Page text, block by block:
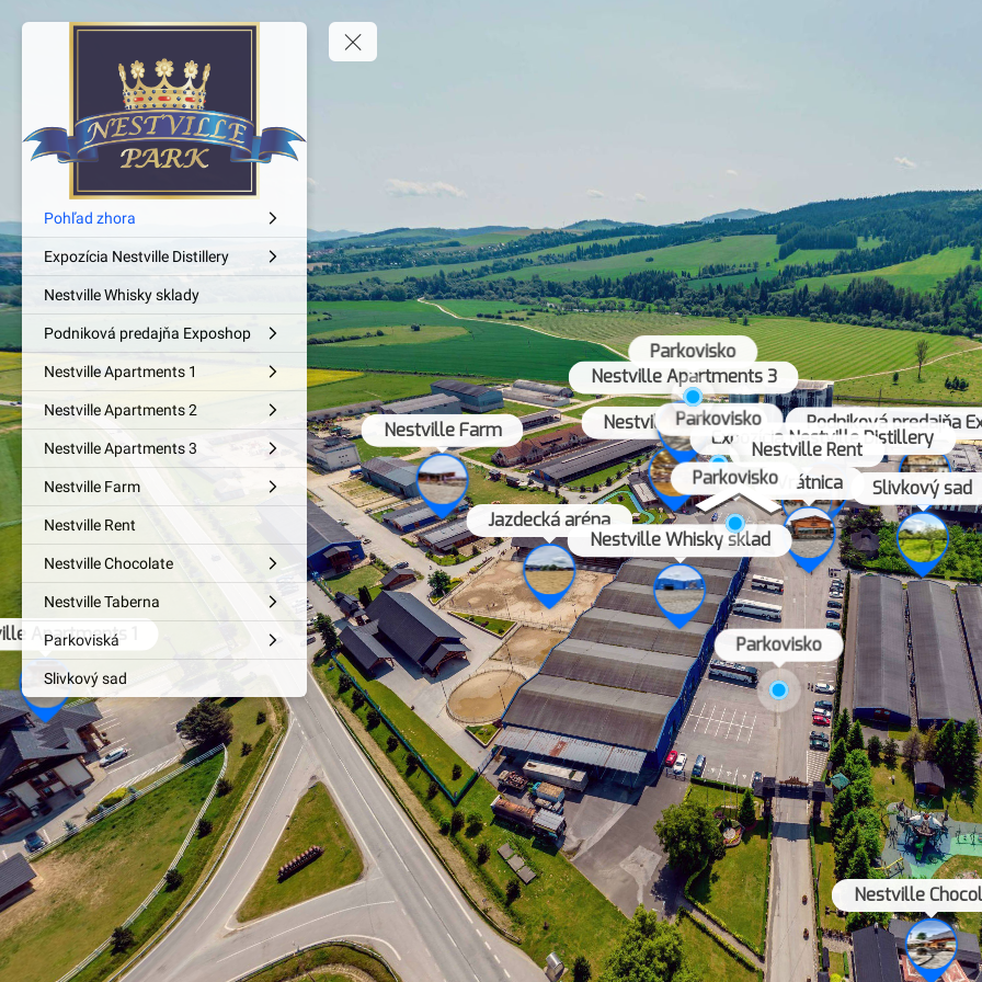
Pohľad zhora
Expozícia Nestville Distillery
Nestville Whisky sklady
Podniková predajňa Exposhop
Nestville Apartments 1
Nestville Apartments 2
Nestville Apartments 3
Nestville Farm
Nestville Rent
Nestville Chocolate
Nestville Taberna
Parkoviská
Slivkový sad
Apartments 1
Jazdecká aréna
Nestville Farm Nestville Taberna
Nestville Apartments 3
Podniková predajňa
Expozícia Nestville Distillery
Slivkový sad
Nestville Rent
Vrátnica
Nestville Whisky sklad
Nestville
Parkovisko
Parkovisko
Parkovisko
Parkovisko